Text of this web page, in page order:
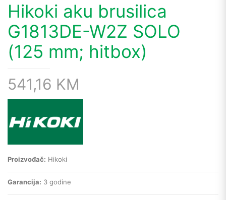
Hikoki aku brusilica
G1813DE-W2Z SOLO
(125 mm; hitbox)
541,16 KM
Proizvođač: Hikoki
Garancija: 3 godine